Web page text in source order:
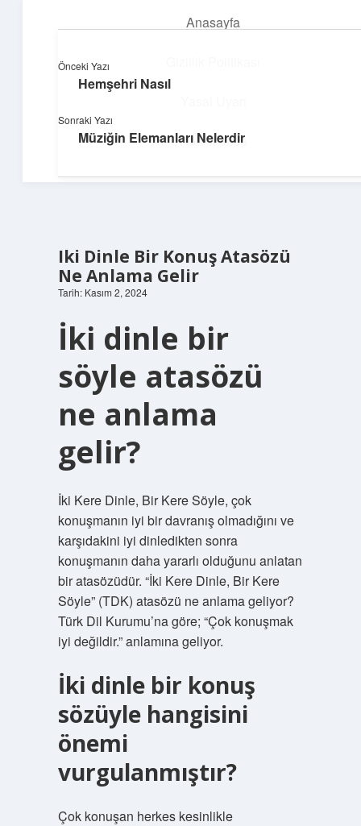
Anasayfa
Hakkımızda
Topluluk ve İlham
Iki Dinle Bir Konuş Atasözü
Ne Anlama Gelir
Tarih: Kasım 2, 2024
İki dinle bir
söyle atasözü
ne anlama
gelir?
İki Kere Dinle, Bir Kere Söyle, çok
konuşmanın iyi bir davranış olmadığını ve
karşıdakini iyi dinledikten sonra
konuşmanın daha yararlı olduğunu anlatan
bir atasözüdür. “İki Kere Dinle, Bir Kere
Söyle” (TDK) atasözü ne anlama geliyor?
Türk Dil Kurumu’na göre; “Çok konuşmak
iyi değildir.” anlamına geliyor.
İki dinle bir konuş
sözüyle hangisini
önemi
vurgulanmıştır?
Çok konuşan herkes kesinlikle
Önceki Yazı
Hemşehri Nasıl
Sonraki Yazı
Müziğin Elemanları Nelerdir